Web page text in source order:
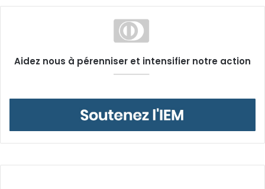
Aidez nous à pérenniser et intensifier notre action